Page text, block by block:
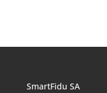
SmartFidu SA